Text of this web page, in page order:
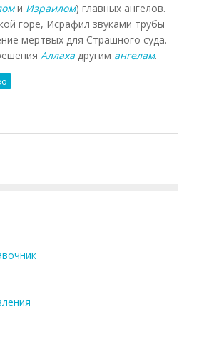
и Израилом) главных ангелов.
горе, Исрафил звуками трубы
мертвых для Страшного суда.
Аллаха другим ангелам.